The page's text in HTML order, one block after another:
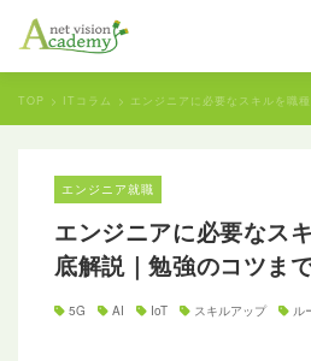
TOP ITコラム エンジニアに必要なスキルを職
エンジニア就職
エンジニアに必要なス
底解説｜勉強のコツま
5G AI IoT スキルアップ ル